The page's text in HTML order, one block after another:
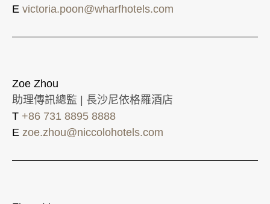
E victoria.poon@wharfhotels.com
Zoe Zhou
助理傳訊總監 | 長沙尼依格羅酒店
T +86 731 8895 8888
E zoe.zhou@niccolohotels.com